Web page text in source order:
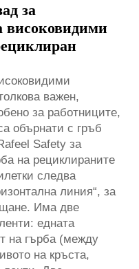
за
високовидими
важен,
за работниците,
обърнати с гръб
Safety за
на рециклираните
следва
линия“, за
Има две
едната
на гърба (между
на кръста,